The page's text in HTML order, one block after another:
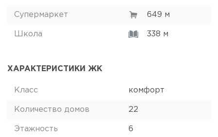
Супермаркет 649 м
Школа 338 м
ХАРАКТЕРИСТИКИ ЖК
Класс комфорт
Количество домов 22
Этажность 6